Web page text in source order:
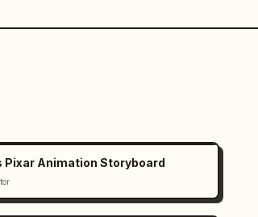
Pixar Animation Storyboard